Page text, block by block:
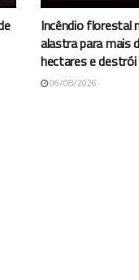
Incêndio florestal
alastra para mais
hectares e
06/08/2026